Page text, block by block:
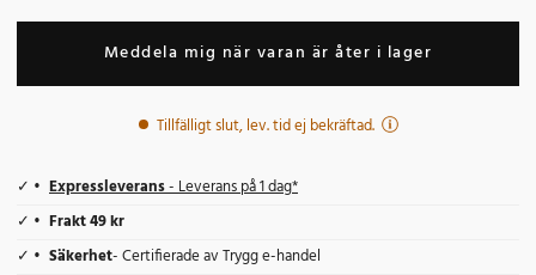
Meddela mig när varan är åter i lager
Tillfälligt slut, lev. tid ej bekräftad.
Expressleverans- Leverans på 1 dag*
Frakt 49 kr
Säkerhet- Certifierade av Trygg e-handel